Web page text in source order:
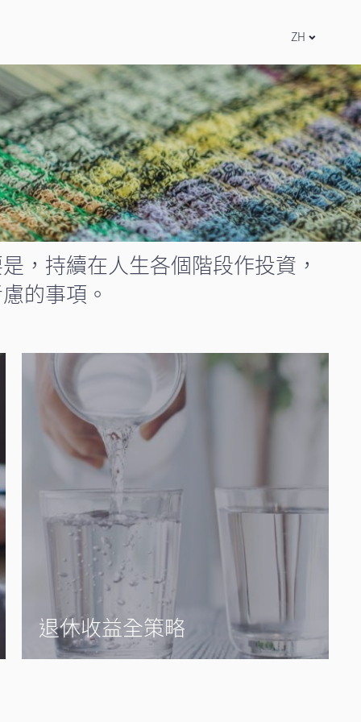
ZH
，持續在人生各個階段作投資，
的事項。
退休收益全策略